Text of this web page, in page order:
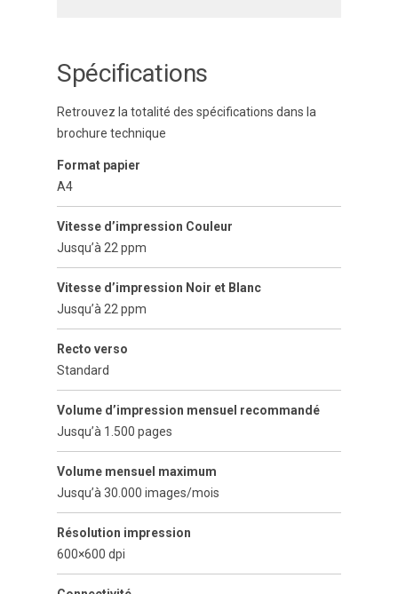
Spécifications
Retrouvez la totalité des spécifications dans la
brochure technique
Format papier
A4
Vitesse d’impression Couleur
Jusqu’à 22 ppm
Vitesse d’impression Noir et Blanc
Jusqu’à 22 ppm
Recto verso
Standard
Volume d’impression mensuel recommandé
Jusqu’à 1.500 pages
Volume mensuel maximum
Jusqu’à 30.000 images/mois
Résolution impression
600×600 dpi